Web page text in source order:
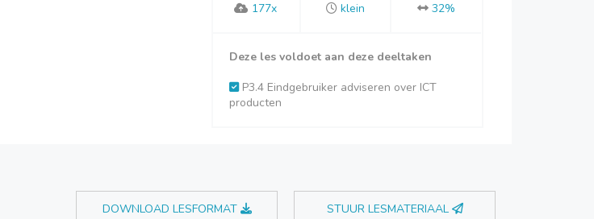
177x klein 32%
Deze les voldoet aan deze deeltaken
P3.4 Eindgebruiker adviseren over ICT
producten
STUUR LESMATERIAAL
DOWNLOAD LESFORMAT